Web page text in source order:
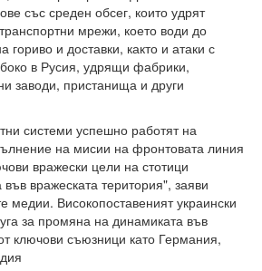
със среден обсег, които удрят
мрежи, което води до
гориво и доставки, както и атаки с
в Русия, удрящи фабрики,
заводи, пристанища и други
системи успешно работят на
на мисии на фронтовата линия
вражески цели на стотици
вражеската територия", заяви
медии. Високопоставеният украински
за промяна на динамиката във
ключови съюзници като Германия,